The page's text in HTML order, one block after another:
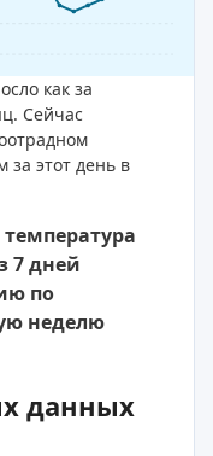
как за
Сейчас
за этот день в
7 дней
по
неделю
данных